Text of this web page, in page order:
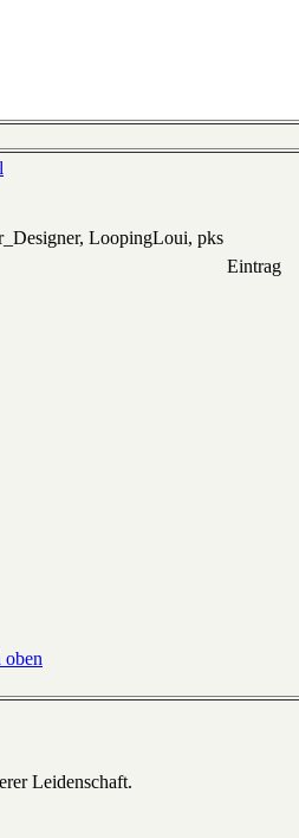
LoopingLoui, pks
Eintrag
oben
Leidenschaft.